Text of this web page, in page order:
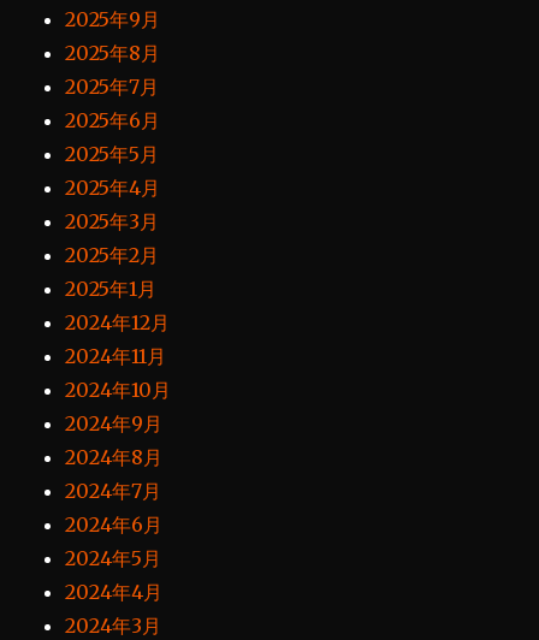
2025年9月
2025年8月
2025年7月
2025年6月
2025年5月
2025年4月
2025年3月
2025年2月
2025年1月
2024年12月
2024年11月
2024年10月
2024年9月
2024年8月
2024年7月
2024年6月
2024年5月
2024年4月
2024年3月